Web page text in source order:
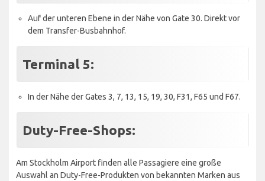
Auf der unteren Ebene in der Nähe von Gate 30. Direkt vor
dem Transfer-Busbahnhof.
Terminal 5:
In der Nähe der Gates 3, 7, 13, 15, 19, 30, F31, F65 und F67.
Duty-Free-Shops:
Am Stockholm Airport finden alle Passagiere eine große
Auswahl an Duty-Free-Produkten von bekannten Marken aus